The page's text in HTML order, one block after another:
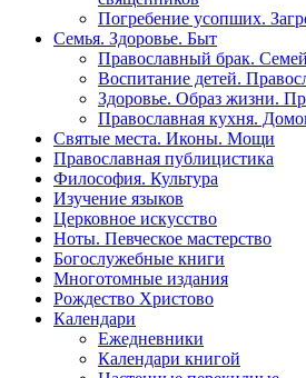
Погребение усопших.
Семья. Здоровье. Быт
Православный брак.
Воспитание детей.
Здоровье. Образ жизни.
Православная кухня.
Святые места. Иконы. Мощи
Православная публицистика
Философия. Культура
Изучение языков
Церковное искусство
Ноты. Певческое мастерство
Богослужебные книги
Многотомные издания
Рождество Христово
Календари
Ежедневники
Календари книгой